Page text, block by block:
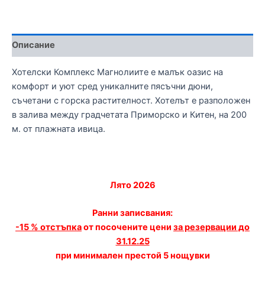
Описание
Хотелски Комплекс Магнолиите е малък оазис на
комфорт и уют сред уникалните пясъчни дюни,
съчетани с горска растителност. Хотелът е разположен
в залива между градчетата Приморско и Китен, на 200
м. от плажната ивица.
Лято 2026
Ранни записвания:
-15 % отстъпкаот посочените цени за резервации до
31.12.25
при минимален престой 5 нощувки